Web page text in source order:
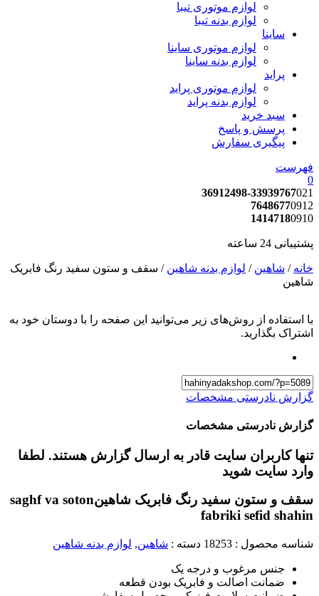
لوازم موتوری تیبا
لوازم بدنه تیبا
ساینا
لوازم موتوری ساینا
لوازم بدنه ساینا
پراید
لوازم موتوری پراید
لوازم بدنه پراید
سبد خرید
پرسش و پاسخ
پیگیری سفارش
فهرست
0
36912498-33939767021
76486770912
14147180910
پشتیبانی 24 ساعته
خانه / شاهین / لوازم بدنه شاهین / سقف و ستون سفید رنگ فابریک
شاهین
با استفاده از روش‌های زیر می‌توانید این صفحه را با دوستان خود به
اشتراک بگذارید.
گزارش نادرستی مشخصات
گزارش نادرستی مشخصات
تنها کاربران سایت قادر به ارسال گزارش هستند. لطفا
وارد سایت شوید
سقف و ستون سفید رنگ فابریک شاهینsaghf va soton
fabriki sefid shahin
شناسه محصول : 18253 دسته : شاهین, لوازم بدنه شاهین
جنس مرغوب و درجه یک
ضمانت اصالت و فابریک بودن قطعه